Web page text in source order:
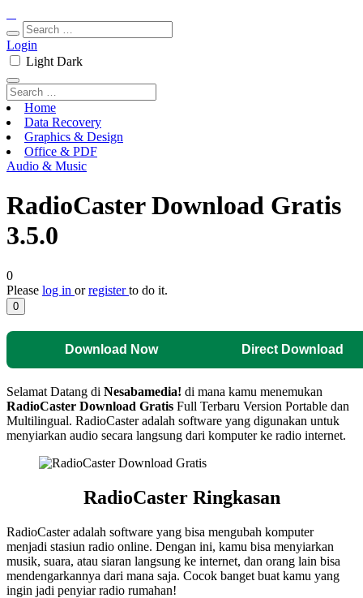
Login
Light Dark
Home
Data Recovery
Graphics & Design
Office & PDF
Audio & Music
RadioCaster Download Gratis
3.5.0
0
Please log in orregisterto do it.
0
Download Now Direct Download
Selamat Datang di Nesabamedia! di mana kamu menemukan
RadioCaster Download Gratis Full Terbaru Version Portable dan
Multilingual. RadioCaster adalah software yang digunakan untuk
menyiarkan audio secara langsung dari komputer ke radio internet.
RadioCaster Ringkasan
RadioCaster adalah software yang bisa mengubah komputer
menjadi stasiun radio online. Dengan ini, kamu bisa menyiarkan
musik, suara, atau siaran langsung ke internet, dan orang lain bisa
mendengarkannya dari mana saja. Cocok banget buat kamu yang
ingin jadi penyiar radio rumahan!